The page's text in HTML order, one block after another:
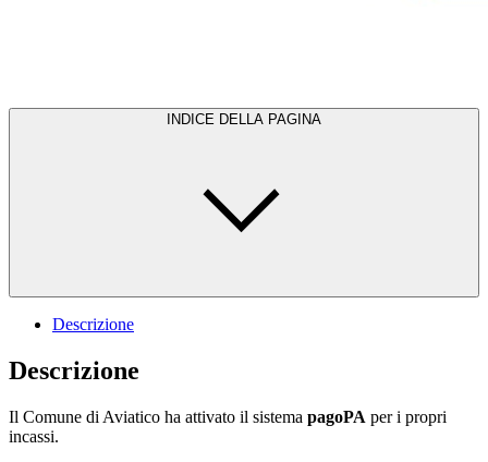
INDICE DELLA PAGINA
Descrizione
Descrizione
Il Comune di Aviatico ha attivato il sistema pagoPA per i propri
incassi.